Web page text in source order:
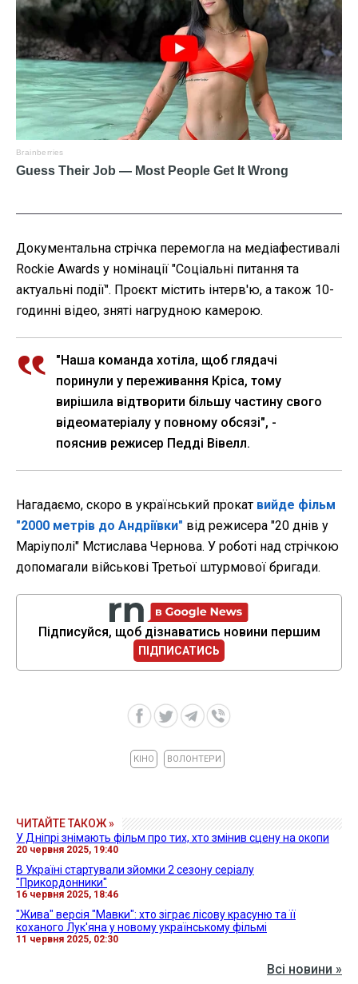
Документальна стрічка перемогла на медіафестивалі
Rockie Awards у номінації "Соціальні питання та
актуальні події". Проєкт містить інтерв'ю, а також 10-
годинні відео, зняті нагрудною камерою.
"Наша команда хотіла, щоб глядачі
поринули у переживання Кріса, тому
вирішила відтворити більшу частину свого
відеоматеріалу у повному обсязі", -
пояснив режисер Педді Вівелл.
Нагадаємо, скоро в український прокат вийде фільм
"2000 метрів до Андріївки" від режисера "20 днів у
Маріуполі" Мстислава Чернова. У роботі над стрічкою
допомагали військові Третьої штурмової бригади.
Підписуйся, щоб дізнаватись новини першим
ПІДПИСАТИСЬ
КІНО ВОЛОНТЕРИ
ЧИТАЙТЕ ТАКОЖ »
У Дніпрі знімають фільм про тих, хто змінив сцену на окопи
20 червня 2025, 19:40
В Україні стартували зйомки 2 сезону серіалу
"Прикордонники"
16 червня 2025, 18:46
"Жива" версія "Мавки": хто зіграє лісову красуню та її
коханого Лук'яна у новому українському фільмі
11 червня 2025, 02:30
Всі новини »